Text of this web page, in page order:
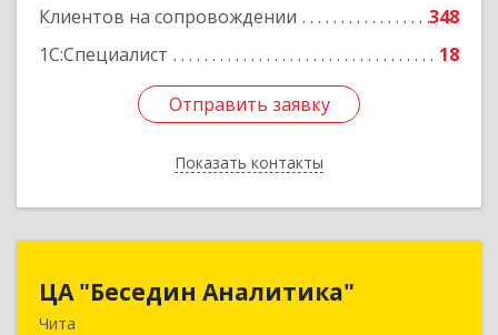
Клиентов на сопровождении
348
1С:Специалист
18
Отправить заявку
Показать контакты
Отправить заявку
Назад
ЦА "Беседин Аналитика"
Чита